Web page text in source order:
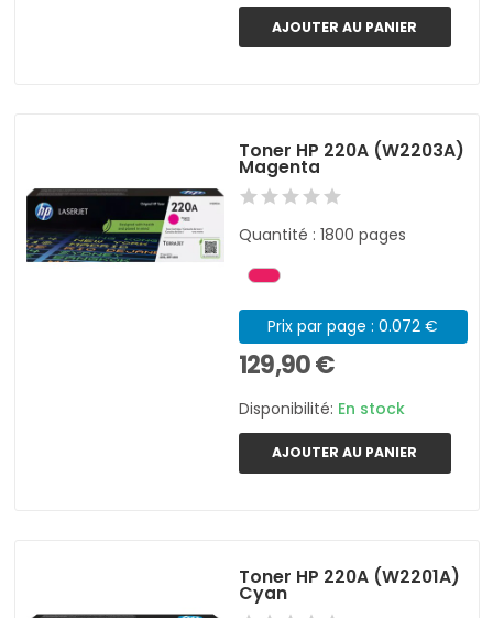
AJOUTER AU PANIER
Toner HP 220A (W2203A)
Magenta
Quantité : 1800 pages
Prix par page : 0.072 €
129,90 €
Disponibilité: En stock
AJOUTER AU PANIER
Toner HP 220A (W2201A)
Cyan